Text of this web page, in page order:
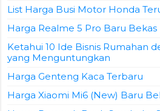
List Harga Busi Motor Honda
Harga Realme 5 Pro Baru Bekas
Ketahui 10 Ide Bisnis Rumahan
yang Menguntungkan
Harga Genteng Kaca Terbaru
Harga Xiaomi Mi6 (New) Baru